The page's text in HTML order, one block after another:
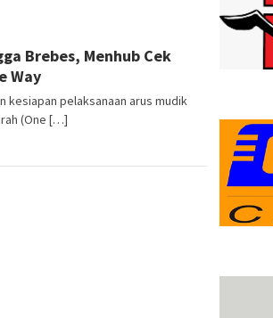
Brebes, Menhub Cek
Way
kesiapan pelaksanaan arus mudik
(One […]